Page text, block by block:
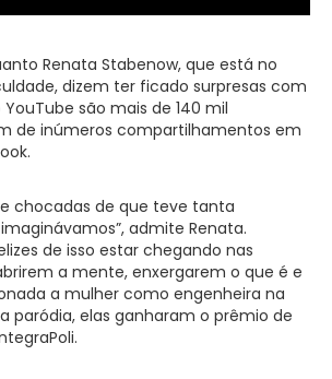
Renata Stabenow, que está no
dizem ter ficado surpresas com
são mais de 140 mil
de inúmeros compartilhamentos em
chocadas de que teve tanta
admite Renata.
de isso estar chegando nas
a mente, enxergarem o que é e
a mulher como engenheira na
paródia, elas ganharam o prêmio de